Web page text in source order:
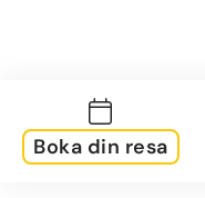
Boka din resa